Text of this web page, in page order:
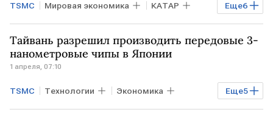
Еще6
TSMC Мировая экономика КАТАР
КИТАЙ АЛЖИР
Анастасия Прикладова QatarEnergy
Samsung
Тайвань разрешил производить передовые 3-
нанометровые чипы в Японии
1 апреля, 07:10
Еще5
TSMC Технологии Экономика
Мировая экономика Тайвань